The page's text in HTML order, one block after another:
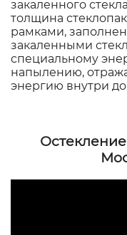
закаленного
толщина
рамками,
закаленными
cпeциaльнoмy
напылению,
энepгию внyтpи